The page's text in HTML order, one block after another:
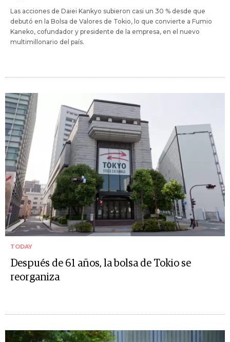
Las acciones de Daiei Kankyo subieron casi un 30 % desde que
debutó en la Bolsa de Valores de Tokio, lo que convierte a Fumio
Kaneko, cofundador y presidente de la empresa, en el nuevo
multimillonario del país.
TODAY
Después de 61 años, la bolsa de Tokio se
reorganiza